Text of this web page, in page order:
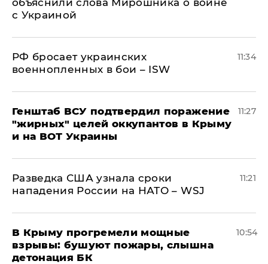
объяснили слова Мирошника о войне
с Украиной
РФ бросает украинских
военнопленных в бои – ISW
11:34
Генштаб ВСУ подтвердил поражение
"жирных" целей оккупантов в Крыму
и на ВОТ Украины
11:27
Разведка США узнала сроки
нападения России на НАТО – WSJ
11:21
В Крыму прогремели мощные
взрывы: бушуют пожары, слышна
детонация БК
10:54